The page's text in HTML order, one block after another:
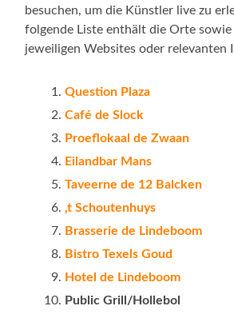
besuchen, um die Künstler live zu
folgende Liste enthält die Orte sowie
jeweiligen Websites oder relevanten
Question Plaza
Café de Slock
Proeflokaal de Zwaan
Eilandbar Mans
Taveerne de 12 Balcken
‚t Schoutenhuys
Brasserie de Lindeboom
Bistro Texels Goud
Hotel de Lindeboom
Public Grill/Hollebol